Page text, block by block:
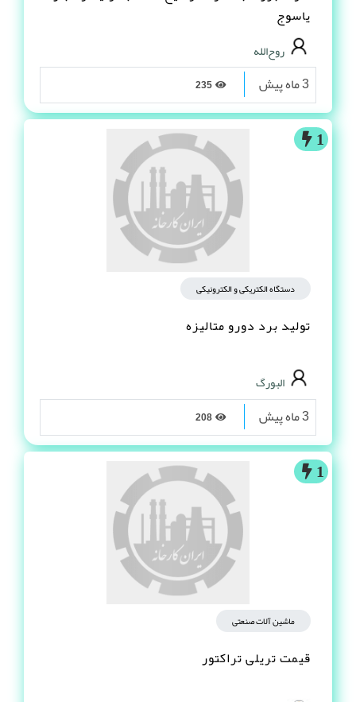
یاسوج
روح‌الله
3 ماه پیش
1
دستگاه الکتریکی و الکترونیکی
تولید برد دورو متالیزه
البورگ
3 ماه پیش
1
ماشین آلات صنعتی
قیمت تریلی تراکتور